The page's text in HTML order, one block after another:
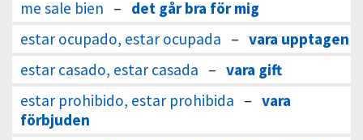
me sale bien – det går bra för mig
estar ocupado, estar ocupada – vara upptagen
estar casado, estar casada – vara gift
estar prohibido, estar prohibida – vara
förbjuden